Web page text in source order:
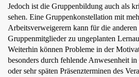
Jedoch ist die Gruppenbildung auch als
sehen. Eine Gruppenkonstellation mit
Arbeitsverweigerern kann für die
Gruppenmitglieder zu ungeplanten
Weiterhin können Probleme in der
besonders durch fehlende Anwesenheit
oder sehr späten Präsenzterminen des